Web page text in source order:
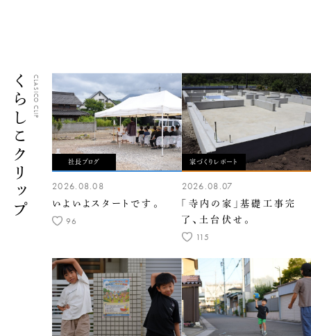
くらしこクリップCLASICO CLIP
社長ブログ
2026.08.08
いよいよスタートです。
96
家づくりレポート
2026.08.07
「寺内の家」基礎工事完
了、土台伏せ。
115